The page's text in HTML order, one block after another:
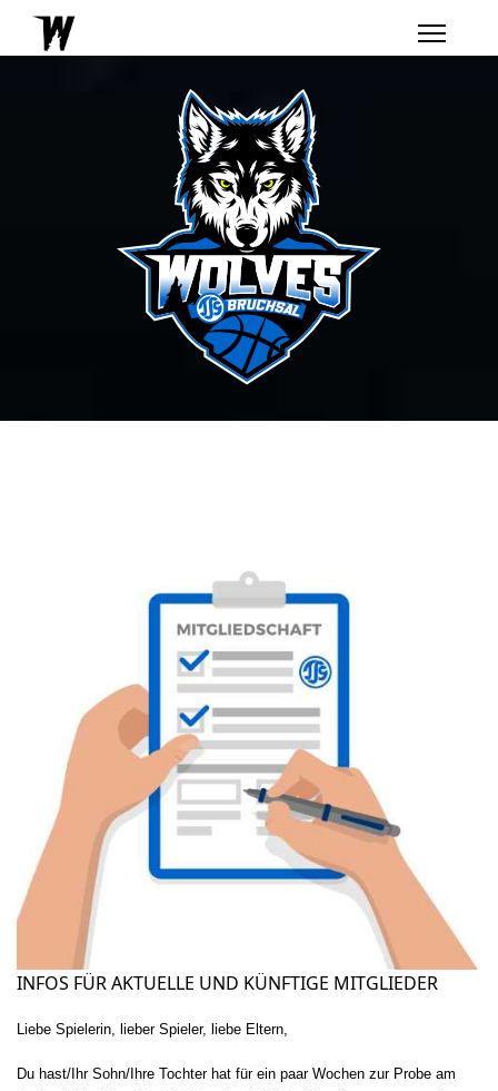
INFOS FÜR AKTUELLE UND KÜNFTIGE MITGLIEDER
Liebe Spielerin, lieber Spieler, liebe Eltern,
Du hast/Ihr Sohn/Ihre Tochter hat für ein paar Wochen zur Probe am